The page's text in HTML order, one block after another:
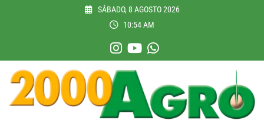
SÁBADO, 8 AGOSTO 2026
10:54 AM